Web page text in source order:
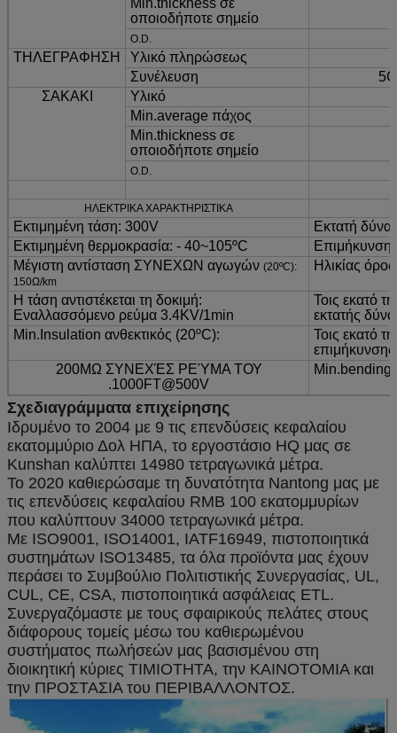
οποιοδήποτε σημείο
O.D.
ΤΗΛΕΓΡΑΦΗΣΗ
Υλικό πληρώσεως
Συνέλευση
ΣΑΚΑΚΙ
Υλικό
Min.average πάχος
Min.thickness σε
οποιοδήποτε σημείο
O.D.
ΗΛΕΚΤΡΙΚΑ ΧΑΡΑΚΤΗΡΙΣΤΙΚΑ
Εκτιμημένη τάση: 300V
Εκτατή
Εκτιμημένη θερμοκρασία: - 40~105ºC Επιμήκυνση
Μέγιστη αντίσταση ΣΥΝΕΧΩΝ αγωγών (20ºC):
150Ω/km
Ηλικίας όρος
Η τάση αντιστέκεται τη δοκιμή:
Εναλλασσόμενο ρεύμα 3.4KV/1min
Τοις εκατό
εκτατής
Min.Insulation ανθεκτικός (20ºC):
Τοις εκατό
επιμήκυνσης
200MΩ ΣΥΝΕΧΈΣ ΡΕΎΜΑ ΤΟΥ
.1000FT@500V
Min.bending
Σχεδιαγράμματα επιχείρησης
Ιδρυμένο το 2004 με 9 τις επενδύσεις κεφαλαίου
εκατομμύριο Δολ ΗΠΑ, το εργοστάσιο HQ μας σε
Kunshan καλύπτει 14980 τετραγωνικά μέτρα.
Το 2020 καθιερώσαμε τη δυνατότητα Nantong μας με
τις επενδύσεις κεφαλαίου RMB 100 εκατομμυρίων
που καλύπτουν 34000 τετραγωνικά μέτρα.
Με ISO9001, ISO14001, IATF16949, πιστοποιητικά
συστημάτων ISO13485, τα όλα προϊόντα μας έχουν
περάσει το Συμβούλιο Πολιτιστικής Συνεργασίας, UL,
CUL, CE, CSA, πιστοποιητικά ασφάλειας ETL.
Συνεργαζόμαστε με τους σφαιρικούς πελάτες στους
διάφορους τομείς μέσω του καθιερωμένου
συστήματος πωλήσεών μας βασισμένου στη
διοικητική κύριες ΤΙΜΙΟΤΗΤΑ, την ΚΑΙΝΟΤΟΜΙΑ και
την ΠΡΟΣΤΑΣΙΑ του ΠΕΡΙΒΑΛΛΟΝΤΟΣ.